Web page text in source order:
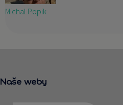
Michal Popik
Naše weby